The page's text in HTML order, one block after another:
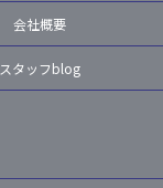
会社概要
スタッフblog